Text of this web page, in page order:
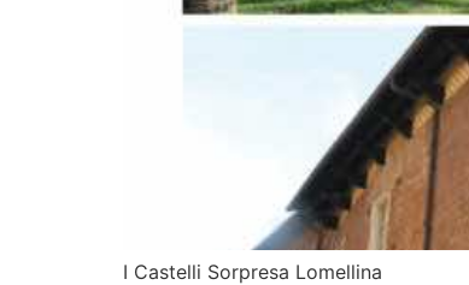
I Castelli Sorpresa Lomellina